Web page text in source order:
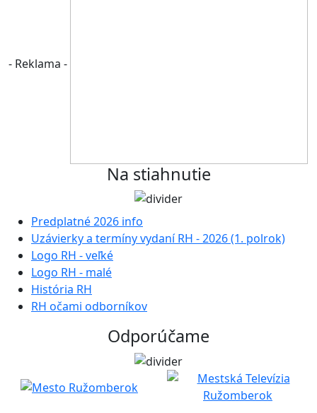
- Reklama -
Na stiahnutie
Predplatné 2026 info
Uzávierky a termíny vydaní RH - 2026 (1. polrok)
Logo RH - veľké
Logo RH - malé
História RH
RH očami odborníkov
Odporúčame